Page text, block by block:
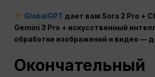
GlobalGPT дает вам Sora 2 Pro +
Gemini 3 Pro + искусственный
обработки изображений и видео —
Окончательный